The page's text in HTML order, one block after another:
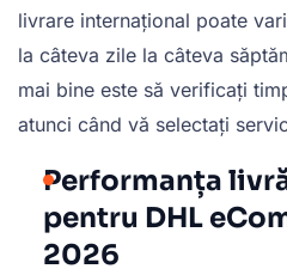
livrare internațional poate
la câteva zile la câteva
mai bine este să verificați
atunci când vă selectați
Performanța
pentru DHL
2026